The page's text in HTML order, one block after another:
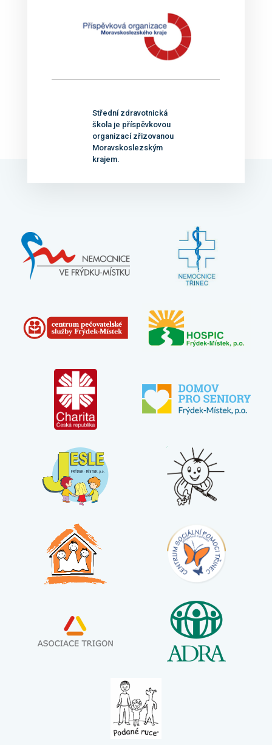
Střední zdravotnická
škola je příspěvkovou
organizací zřizovanou
Moravskoslezským
krajem.